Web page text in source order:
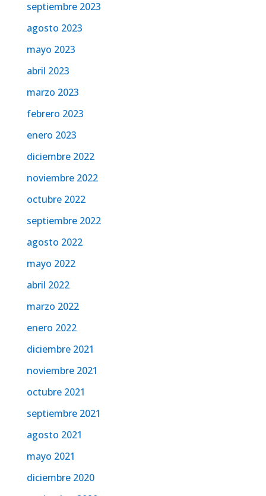
septiembre 2023
agosto 2023
mayo 2023
abril 2023
marzo 2023
febrero 2023
enero 2023
diciembre 2022
noviembre 2022
octubre 2022
septiembre 2022
agosto 2022
mayo 2022
abril 2022
marzo 2022
enero 2022
diciembre 2021
noviembre 2021
octubre 2021
septiembre 2021
agosto 2021
mayo 2021
diciembre 2020